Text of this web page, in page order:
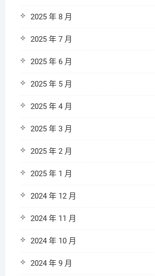
2025 年 8 月
2025 年 7 月
2025 年 6 月
2025 年 5 月
2025 年 4 月
2025 年 3 月
2025 年 2 月
2025 年 1 月
2024 年 12 月
2024 年 11 月
2024 年 10 月
2024 年 9 月